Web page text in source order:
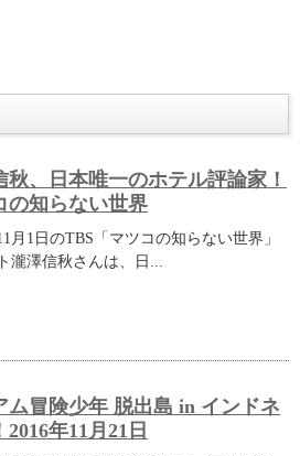
秋、日本唯一のホテル評論家！
の知らない世界
月1日のTBS「マツコの知らない世界」
瀧澤信秋さんは、日...
ム冒険少年 脱出島 in インドネ
2016年11月21日